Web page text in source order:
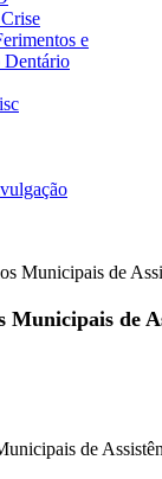
e
Dentário
Municipais de
Municipais de